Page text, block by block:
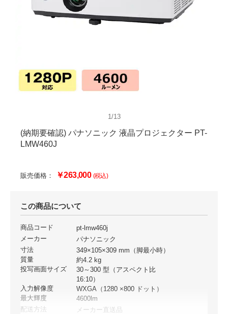
1/13
(納期要確認) パナソニック 液晶プロジェクター PT-
LMW460J
販売価格： ￥263,000 (税込)
この商品について
商品コード
pt-lmw460j
メーカー
パナソニック
寸法
349×105×309 mm（脚最小時）
質量
約4.2 kg
投写画面サイズ
30～300 型（アスペクト比
16:10）
入力解像度
WXGA（1280 ×800 ドット）
最大輝度
4600lm
配送方法
メーカー直送品